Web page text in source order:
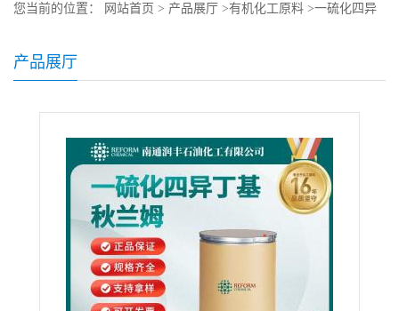
您当前的位置： 网站首页 > 产品展厅 >有机化工原料 >一硫化四异
产品展厅